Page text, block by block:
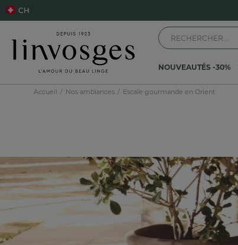
CH
NOUVEAUTÉS -30%
Accueil Nos ambiances Escale gourmande en Orient